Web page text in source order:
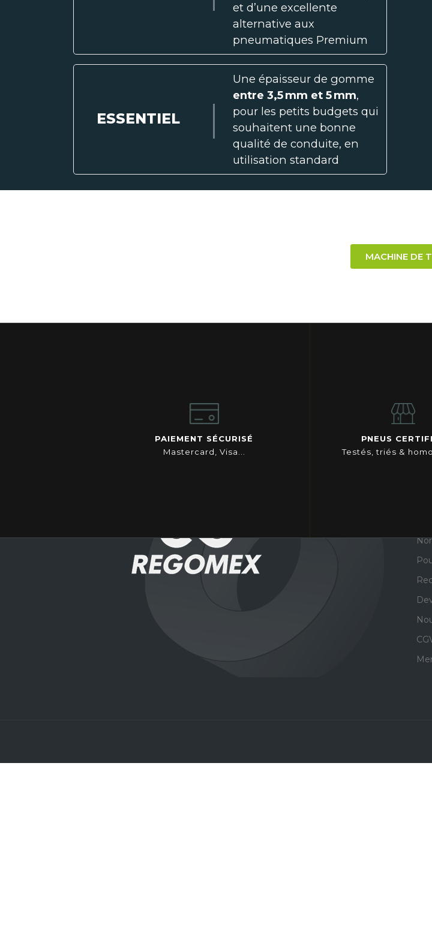
et d’une excellente
alternative aux
pneumatiques Premium
ESSENTIEL
Une épaisseur de gomme
entre 3,5 mm et 5 mm,
pour les petits budgets qui
souhaitent une bonne
qualité de conduite, en
utilisation standard
MACHINE DE
PAIEMENT SÉCURISÉ
Mastercard, Visa...
PNEUS
Testés, triés &
SERVICES